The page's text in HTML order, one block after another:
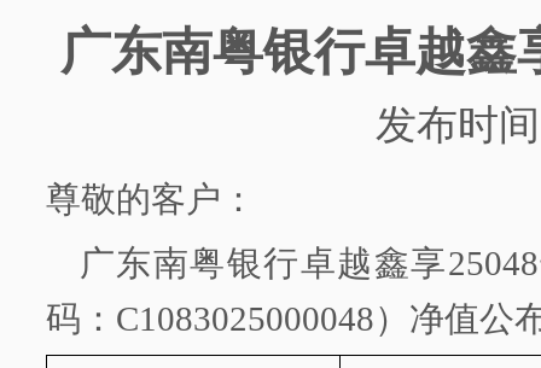
广东南粤银行卓越鑫
发布时
尊敬的客户：
广东南粤银行卓越鑫享
码： C1083025000048）净值公